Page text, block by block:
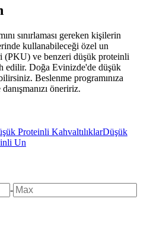
sınırlaması gereken kişilerin
kullanabileceği özel un
(PKU) ve benzeri düşük proteinli
edilir. Doğa Evinizde'de düşük
Beslenme programınıza
öneririz.
Proteinli KahvaltılıklarDüşük
Un
-